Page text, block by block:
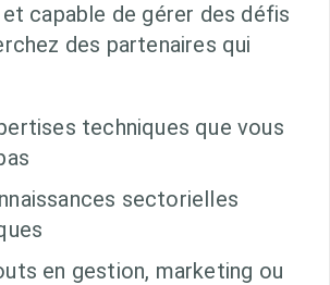
capable de gérer des défis
des partenaires qui
techniques que vous
sectorielles
en gestion, marketing ou